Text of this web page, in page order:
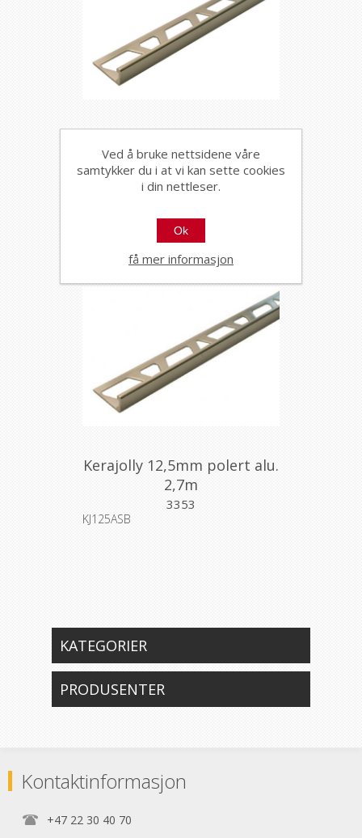
alu 27m
3354
Kerajolly 12,5mm polert alu.
2,7m
3353
KJ125ASB
KATEGORIER
PRODUSENTER
Kontaktinformasjon
+47 22 30 40 70
Ved å bruke nettsidene våre
samtykker du i at vi kan sette cookies
i din nettleser.
Ok
få mer informasjon